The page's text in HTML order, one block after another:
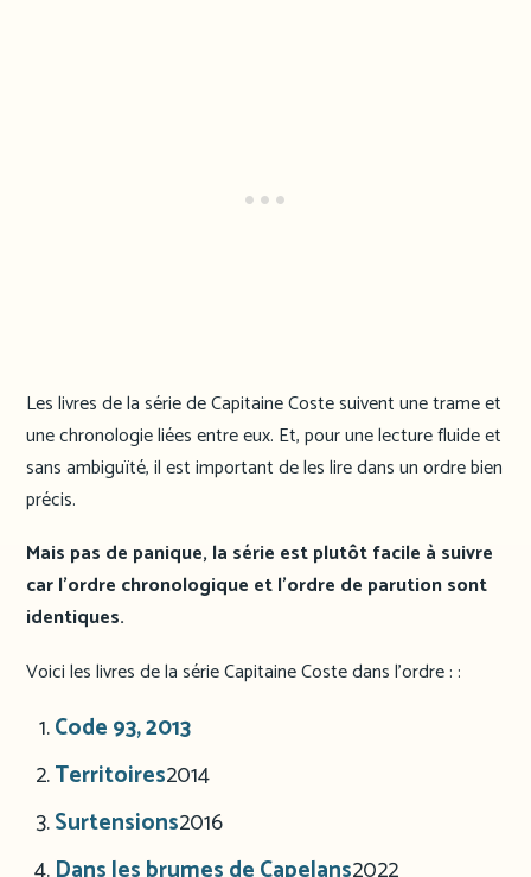
Les livres de la série de Capitaine Coste suivent une trame et
une chronologie liées entre eux. Et, pour une lecture fluide et
sans ambiguïté, il est important de les lire dans un ordre bien
précis.
Mais pas de panique, la série est plutôt facile à suivre
car l’ordre chronologique et l’ordre de parution sont
identiques.
Voici les livres de la série Capitaine Coste dans l’ordre : :
Code 93, 2013
Territoires2014
Surtensions2016